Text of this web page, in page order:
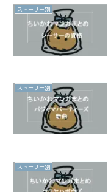
ストーリー別
ストーリー別
ストーリー別